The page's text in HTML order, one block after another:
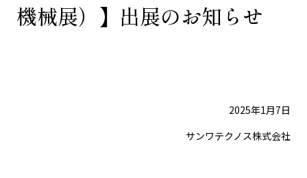
機械展）】出展のお知らせ
2025年1月7日
サンワテクノス株式会社